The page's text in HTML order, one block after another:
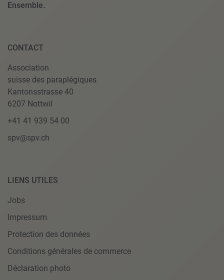
Ensemble.
CONTACT
Association
suisse des paraplégiques
Kantonsstrasse 40
6207 Nottwil
+41 41 939 54 00
spv@spv.ch
LIENS UTILES
Jobs
Impressum
Protection des données
Conditions générales de commerce
Déclaration photo